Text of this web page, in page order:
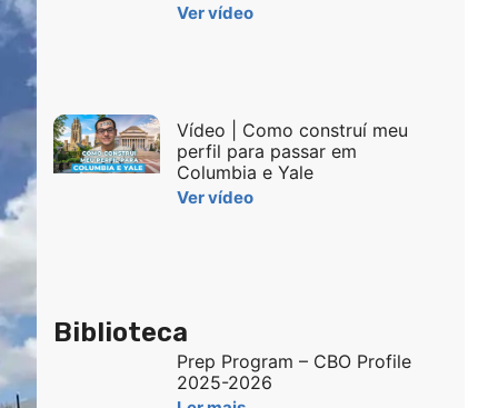
Ver vídeo
Vídeo | Como construí meu
perfil para passar em
Columbia e Yale
Ver vídeo
Biblioteca
Prep Program – CBO Profile
2025-2026